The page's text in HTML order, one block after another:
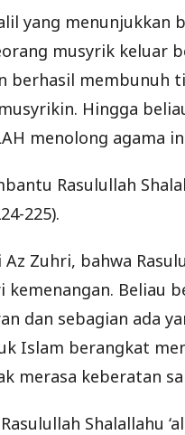
yang
musyrik keluar
berhasil membunuh
Hingga
menolong agama
Rasulullah
225).
Zuhri, bahwa
kemenangan. Beliau
dan sebagian ada
Islam berangkat
merasa keberatan
Shalallahu